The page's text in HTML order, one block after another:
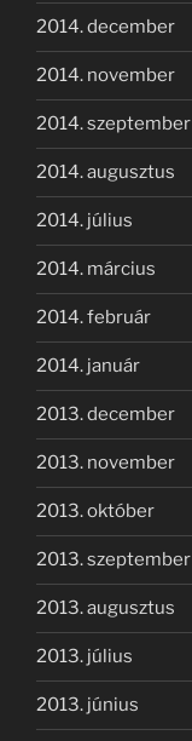
2014. december
2014. november
2014. szeptember
2014. augusztus
2014. július
2014. március
2014. február
2014. január
2013. december
2013. november
2013. október
2013. szeptember
2013. augusztus
2013. július
2013. június